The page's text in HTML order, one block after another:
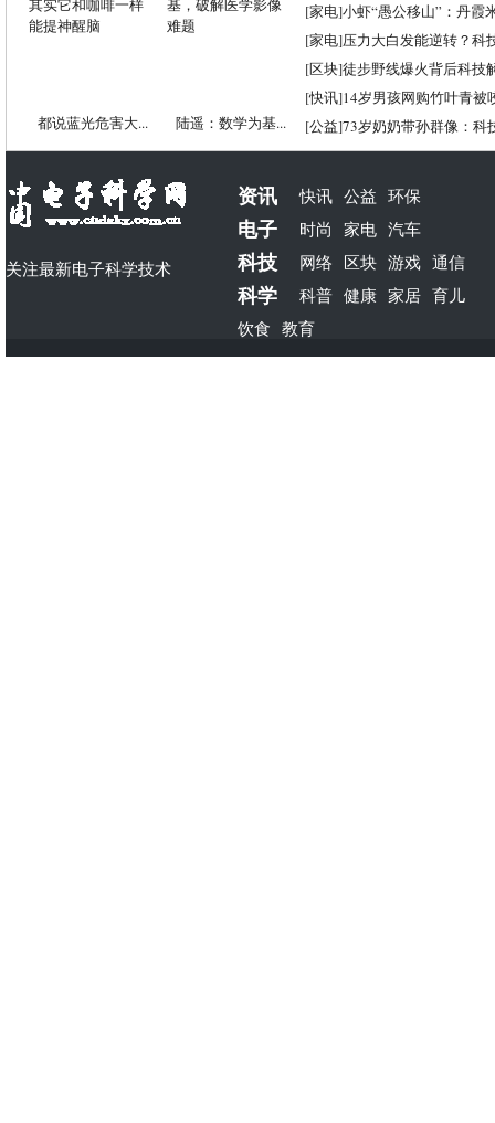
都说蓝光危害大... 陆遥：数学为基...
[家电]小虾“愚公移山”：丹霞
[家电]压力大白发能逆转？科
[区块]徒步野线爆火背后科技
[快讯]14岁男孩网购竹叶青被
[公益]73岁奶奶带孙群像：科
关注最新电子科学技术
资讯 快讯 公益 环保
电子 时尚 家电 汽车
科技 网络 区块 游戏 通信
科学 科普 健康 家居 育儿
饮食 教育